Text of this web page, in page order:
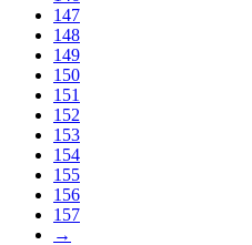
147
148
149
150
151
152
153
154
155
156
157
→